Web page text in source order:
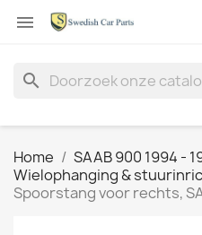

search
Home SAAB 900 1994 -
Wielophanging &
Spoorstang voor rechts,